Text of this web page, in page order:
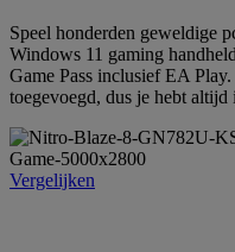
Speel honderden geweldige
Windows 11 gaming
Game Pass inclusief EA
toegevoegd, dus je hebt
Vergelijken